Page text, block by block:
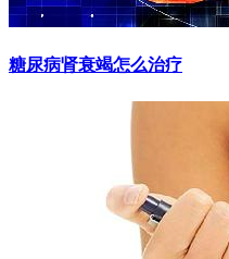
糖尿病肾衰竭怎么治疗